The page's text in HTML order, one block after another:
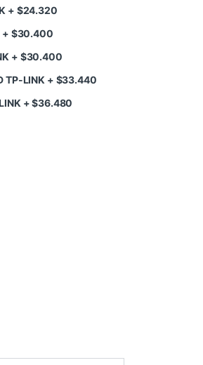
+ $24.320
+ $30.400
+ $30.400
TP-LINK + $33.440
+$36.480